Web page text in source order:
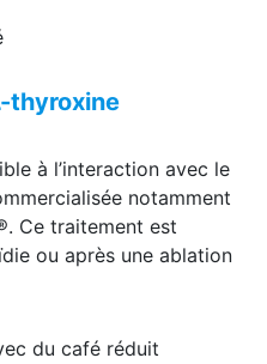
thyroxine
à l’interaction avec le
notamment
Ce traitement est
ou après une ablation
du café réduit